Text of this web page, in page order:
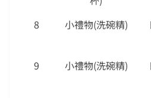
8
小禮物(洗碗精)
9
小禮物(洗碗精)